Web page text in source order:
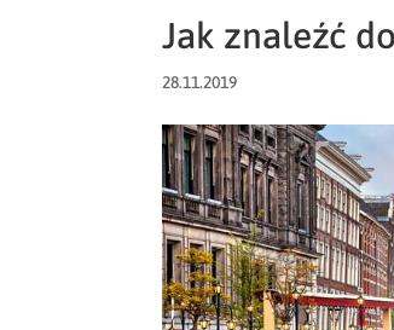
Jak znaleźć
28.11.2019